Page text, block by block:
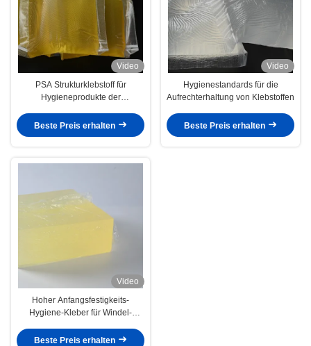
Video
PSA Strukturklebstoff für
Hygieneprodukte der
Damenbinden
Beste Preis erhalten
Video
Hygienestandards für die
Aufrechterhaltung von Klebstoffen
Beste Preis erhalten
Video
Hoher Anfangsfestigkeits-
Hygiene-Kleber für Windel-
Beste Preis erhalten